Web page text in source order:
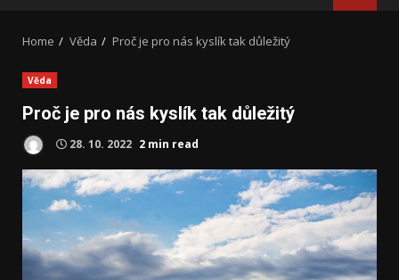
Home Věda Proč je pro nás kyslík tak důležitý
Věda
Proč je pro nás kyslík tak důležitý
28. 10. 2022 2 min read